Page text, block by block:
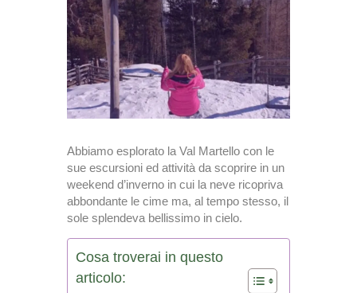
Abbiamo esplorato la Val Martello con le
sue escursioni ed attività da scoprire in un
weekend d’inverno in cui la neve ricopriva
abbondante le cime ma, al tempo stesso, il
sole splendeva bellissimo in cielo.
Cosa troverai in questo
articolo: